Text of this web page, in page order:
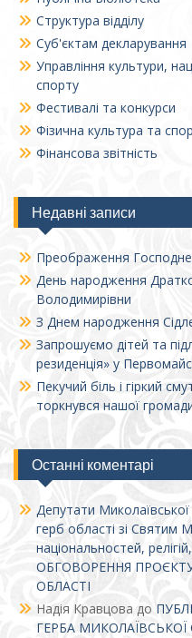
Структура відділу
Суб'єктам декларування
Управління культури,
спорту
Фестивалі та конкурси
Фізична культура та
Фінансова звітність
Недавні записи
Преображення
День народження
Володимирівни
З Днем народження
Запрошуємо дітей та
резиденція» у
Пекучий біль і гіркий
торкнувся нашої
Останні коментарі
Депутати
герб області зі Святим
національностей,
ОБГОВОРЕННЯ
ОБЛАСТІ
Надія Кравцова до
ГЕРБА МИКОЛАЇВСЬКОЇ